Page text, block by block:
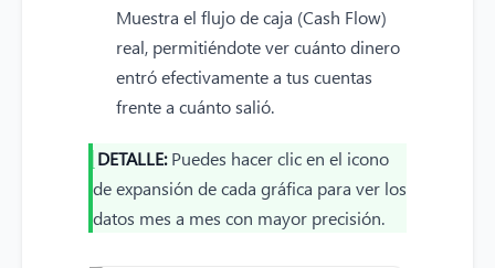
Muestra el flujo de caja (Cash Flow)
real, permitiéndote ver cuánto dinero
entró efectivamente a tus cuentas
frente a cuánto salió.
DETALLE:Puedes hacer clic en el icono
de expansión de cada gráfica para ver los
datos mes a mes con mayor precisión.